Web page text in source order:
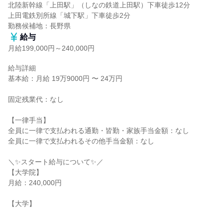
北陸新幹線「上田駅」（しなの鉄道上田駅）下車徒歩12分
上田電鉄別所線「城下駅」下車徒歩2分
勤務候補地：長野県
給与
月給199,000円～240,000円
給与詳細
基本給：月給 19万9000円 〜 24万円
固定残業代：なし
【一律手当】
全員に一律で支払われる通勤・皆勤・家族手当金額：なし
全員に一律で支払われるその他手当金額：なし
＼✨スタート給与について✨／
【大学院】
月給：240,000円
【大学】